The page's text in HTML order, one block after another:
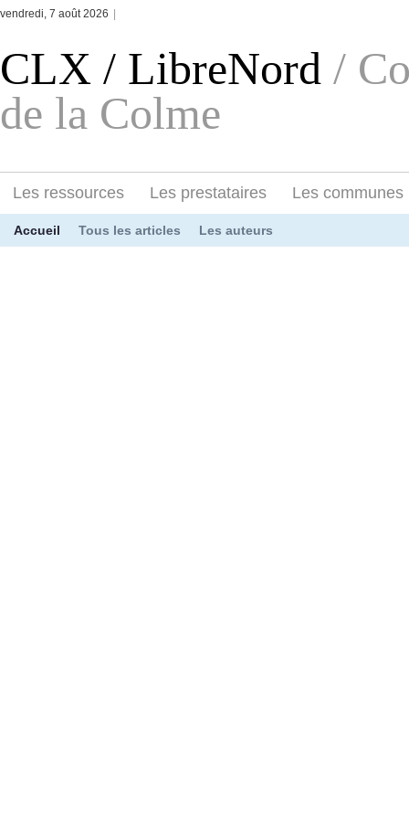
vendredi, 7 août 2026
CLX / LibreNord /
de la Colme
Les ressources Les prestataires Les communes
Accueil Tous les articles Les auteurs